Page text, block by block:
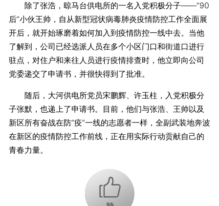
除了张浩，晾马台供电所的一名入党积极分子——“90
后”小伙王帅，自从新型冠状病毒肺炎疫情防控工作全面展
开后，就开始琢磨着如何加入到疫情防控一线中去。当他
了解到，公司已经选派人员在多个小区门口和街道口进行
驻点，对住户和来往人员进行疫情排查时，他立即向公司
党委递交了申请书，并很快得到了批准。
随后，大河供电所党员宋鹏辉、许玉柱，入党积极分
子张默，也递上了申请书。目前，他们与张浩、王帅以及
新区所有奋战在防“疫”一线的志愿者一样，全副武装地奔波
在新区的疫情防控工作前线，正在用实际行动贡献自己的
青春力量。
+1